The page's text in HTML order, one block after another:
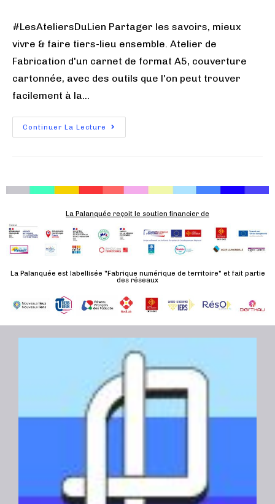
#LesAteliersDuLien Partager les savoirs, mieux
vivre & faire tiers-lieu ensemble. Atelier de
Fabrication d'un carnet de format A5, couverture
cartonnée, avec des outils que l'on peut trouver
facilement à la…
Continuer La Lecture
La Palanquée reçoit le soutien financier de
La Palanquée est labellisée "Fabrique numérique de territoire" et fait partie
des réseaux